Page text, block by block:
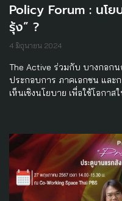
Policy Forum : นโย
รุ้ง” ?
4 มิถุนายน 2024
The Active ร่วมกับ บางกอก
ประกอบการ ภาคเอกชน และ
เห็นเชิงนโยบาย เพื่อใช้โอกาส